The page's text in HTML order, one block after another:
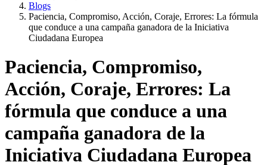
Blogs
Paciencia, Compromiso, Acción, Coraje, Errores: La fórmula
que conduce a una campaña ganadora de la Iniciativa
Ciudadana Europea
Paciencia, Compromiso,
Acción, Coraje, Errores: La
fórmula que conduce a una
campaña ganadora de la
Iniciativa Ciudadana Europea